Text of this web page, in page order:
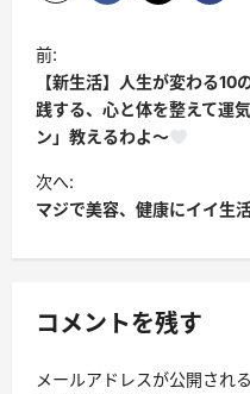
投
稿
ナ
ビ
ゲ
ー
シ
ン
前:
【新生活】人生が変わる
践する、心と体を整えて運
ン」教えるわよ〜
次へ:
マジで美容、健康にイイ生
コメントを残す
メールアドレスが公開され